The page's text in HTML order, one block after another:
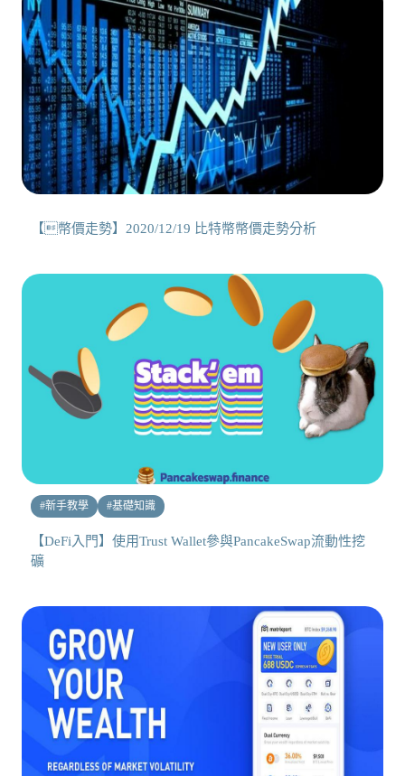
【幣價走勢】2020/12/19 比特幣幣價走勢分析
#新手教學 #基礎知識
【DeFi入門】使用Trust Wallet參與PancakeSwap流動性挖
礦